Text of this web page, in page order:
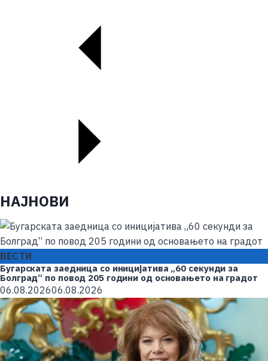
НАЈНОВИ
ВЕСТИ
Бугарската заедница со иницијатива „60 секунди за
Болград“ по повод 205 години од основањето на градот
06.08.202606.08.2026